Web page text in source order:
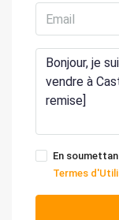
En
Termes